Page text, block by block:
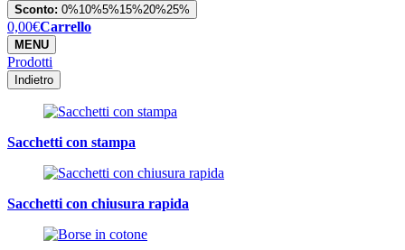
Sconto: 0%10%5%15%20%25%
0,00€Carrello
MENU
Prodotti
Indietro
Sacchetti con stampa
Sacchetti con chiusura rapida